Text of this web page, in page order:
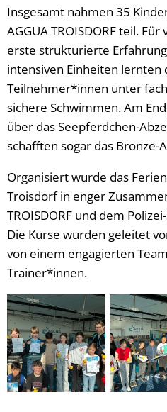
Insgesamt nahmen 35
AGGUA TROISDORF teil.
erste strukturierte
intensiven Einheiten lernten
Teilnehmer*innen unter
sichere Schwimmen. Am
über das Seepferdchen-
schafften sogar das Bronze-
Organisiert wurde das
Troisdorf in enger
TROISDORF und dem
Die Kurse wurden geleitet
von einem engagierten
Trainer*innen.